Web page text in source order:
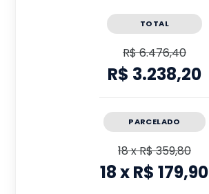
TOTAL
R$ 6.476,40
R$ 3.238,20
PARCELADO
18xR$ 359,80
18xR$ 179,90